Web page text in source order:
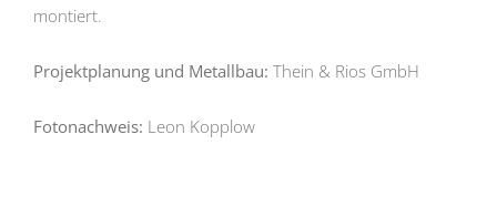
montiert.
Projektplanung und Metallbau: Thein & Rios GmbH
Fotonachweis: Leon Kopplow